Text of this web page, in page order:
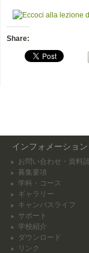
Share:
インフォメーション
お問い合わせ・資料
募集要項
学科・コース
ギャラリー
キャンパスライフ
サポート
学校紹介
ダウンロード
リンク